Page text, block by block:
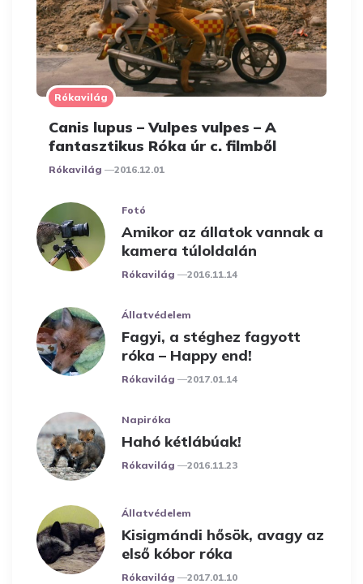
Rókavilág
Canis lupus – Vulpes vulpes – A
fantasztikus Róka úr c. filmből
Posted
Rókavilág 2016.12.01
Fotó
Amikor az állatok vannak a
kamera túloldalán
Posted
Rókavilág 2016.11.14
Állatvédelem
Fagyi, a stéghez fagyott
róka – Happy end!
Posted
Rókavilág 2017.01.14
Napiróka
Hahó kétlábúak!
Posted
Rókavilág 2016.11.23
Állatvédelem
Kisigmándi hősök, avagy az
első kóbor róka
Posted
Rókavilág 2017.01.10